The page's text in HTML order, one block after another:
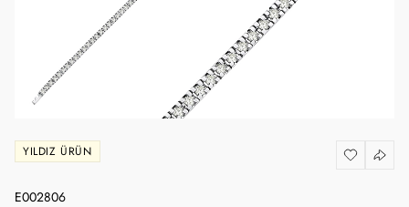
YILDIZ ÜRÜN
E002806